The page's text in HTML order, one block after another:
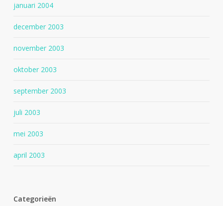
januari 2004
december 2003
november 2003
oktober 2003
september 2003
juli 2003
mei 2003
april 2003
Categorieën